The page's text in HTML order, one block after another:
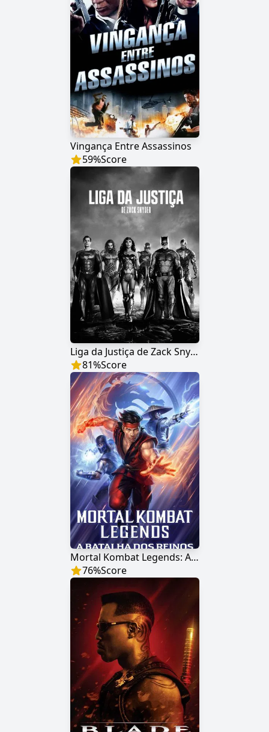
Vingança Entre Assassinos
59%Score
Liga da Justiça de Zack Snyder
81%Score
Mortal Kombat Legends: A Batalha dos Reinos
76%Score